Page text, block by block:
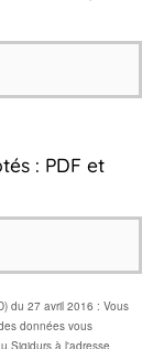
: PDF et
du 27 avril 2016 : Vous
données vous